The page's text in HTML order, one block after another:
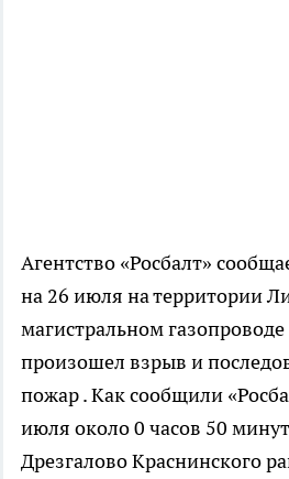
Агентство «Росбалт»
на 26 июля на территории
магистральном
произошел взрыв и
пожар . Как сообщили
июля около 0 часов 50
Дрезгалово Краснинского